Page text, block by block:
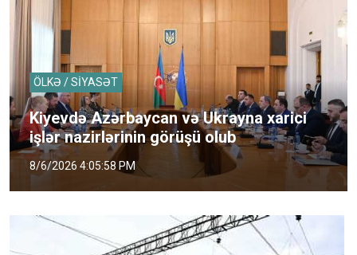
ÖLKƏ / SİYASƏT
Kiyevdə Azərbaycan və Ukrayna xarici
işlər nazirlərinin görüşü olub
8/6/2026 4:05:58 PM